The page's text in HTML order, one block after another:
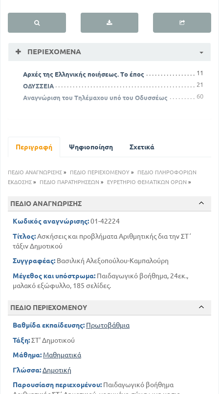
ΠΕΡΙΕΧΌΜΕΝΑ
Αρχές της Ελληνικής ποιήσεως. Το έπος
11
ΟΔΥΣΣΕΙΑ
21
Αναγνώριση του Τηλέμαχου υπό του Οδυσσέως
60
Περιγραφή Ψηφιοποίηση Σχετικά
ΠΕΔΙΟ ΑΝΑΓΝΩΡΙΣΗΣ » ΠΕΔΙΟ ΠΕΡΙΕΧΟΜΕΝΟΥ »
ΠΕΔΙΟ ΠΛΗΡΟΦΟΡΙΩΝ
ΕΚΔΟΣΗΣ » ΠΕΔΙΟ ΠΑΡΑΤΗΡΗΣΕΩΝ » ΕΥΡΕΤΗΡΙΟ ΘΕΜΑΤΙΚΩΝ ΟΡΩΝ »
ΠΕΔΙΟ ΑΝΑΓΝΩΡΙΣΗΣ
Κωδικός αναγνώρισης:01-42224
Τίτλος:Ασκήσεις και προβλήματα Αριθμητικής δια την ΣΤ΄
τάξιν Δημοτικού
Συγγραφέας: Βασιλική Αλεξοπούλου-Καμπαλούρη
Μέγεθος και υπόστρωμα: Παιδαγωγικό βοήθημα, 24εκ.,
μαλακό εξώφυλλο, 185 σελίδες.
ΠΕΔΙΟ ΠΕΡΙΕΧΟΜΕΝΟΥ
Βαθμίδα εκπαίδευσης: Πρωτοβάθμια
Τάξη:ΣΤ' Δημοτικού
Μάθημα: Μαθηματικά
Γλώσσα:Δημοτική
Παρουσίαση περιεχομένου: Παιδαγωγικό βοήθημα